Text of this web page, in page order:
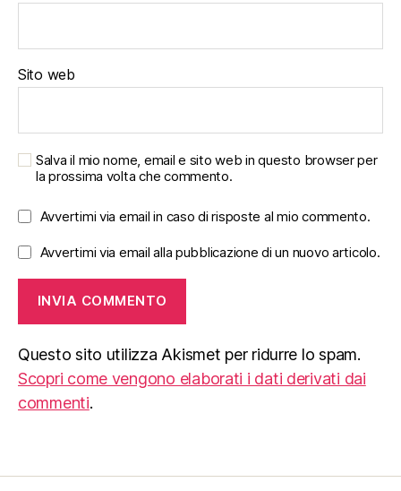
Sito web
Salva il mio nome, email e sito web in questo browser per
la prossima volta che commento.
Avvertimi via email in caso di risposte al mio commento.
Avvertimi via email alla pubblicazione di un nuovo articolo.
Questo sito utilizza Akismet per ridurre lo spam.
Scopri come vengono elaborati i dati derivati dai
commenti.